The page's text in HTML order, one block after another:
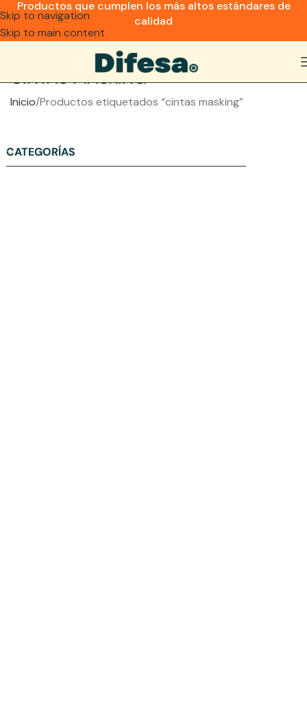
Skip to navigation
Skip to main content
CINTAS MASKING
Inicio Productos etiquetados “cintas masking”
CATEGORÍAS
Productos que cumplen los más altos estándares de
calidad